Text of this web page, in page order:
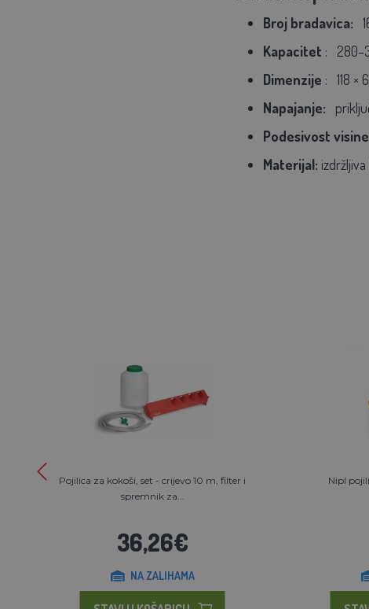
Broj bradavica:
Kapacitet :
Dimenzije : 118 ×
Napajanje:
Podesivost visine
Materijal:
Pojilica za kokoši, set - crijevo 10 m, filter i
spremnik za...
36,26€
NA ZALIHAMA
Nipl